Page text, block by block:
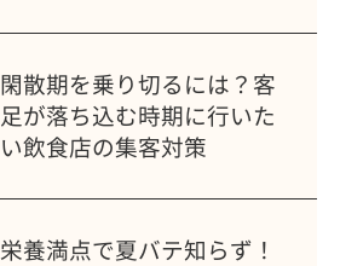
閑散期を乗り切るには？客
足が落ち込む時期に行いた
い飲食店の集客対策
栄養満点で夏バテ知らず！